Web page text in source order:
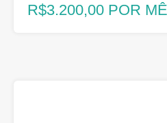
R$3.200,00 POR